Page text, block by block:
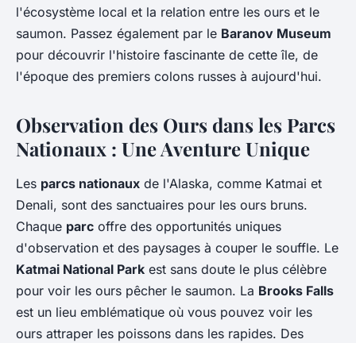
l'écosystème local et la relation entre les ours et le
saumon. Passez également par le Baranov Museum
pour découvrir l'histoire fascinante de cette île, de
l'époque des premiers colons russes à aujourd'hui.
Observation des Ours dans les Parcs
Nationaux : Une Aventure Unique
Les parcs nationaux de l'Alaska, comme Katmai et
Denali, sont des sanctuaires pour les ours bruns.
Chaque parc offre des opportunités uniques
d'observation et des paysages à couper le souffle. Le
Katmai National Park est sans doute le plus célèbre
pour voir les ours pêcher le saumon. La Brooks Falls
est un lieu emblématique où vous pouvez voir les
ours attraper les poissons dans les rapides. Des